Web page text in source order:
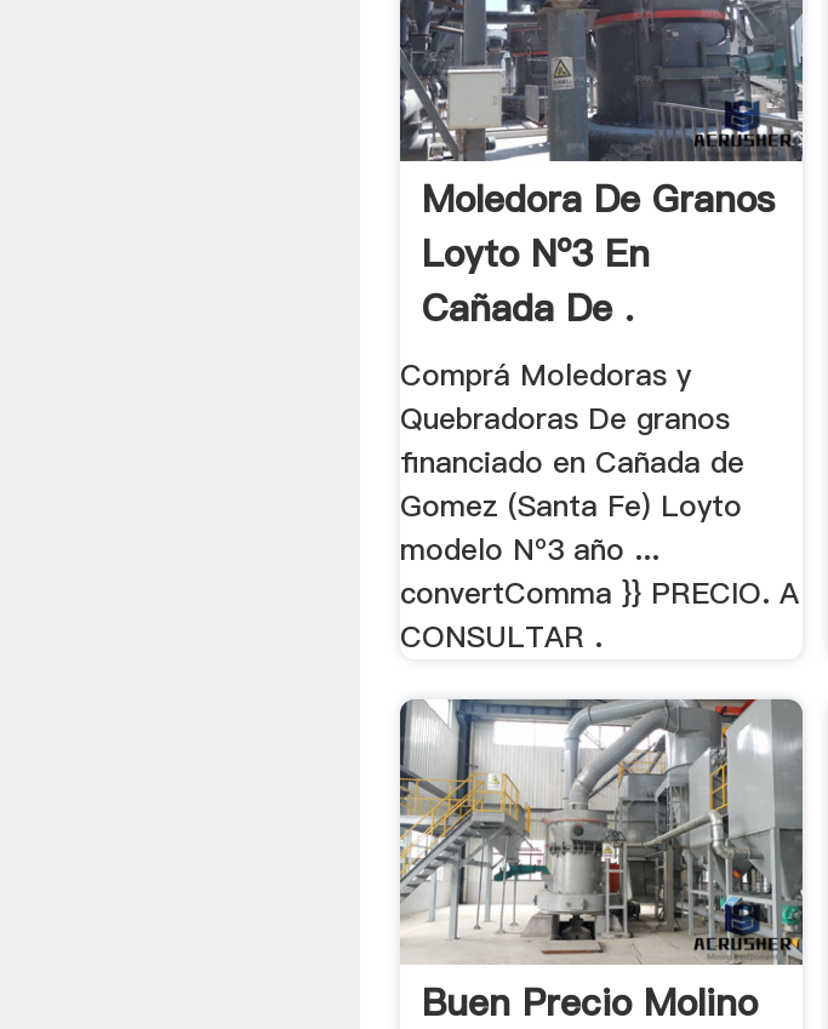
Moledora De Granos
Loyto Nº3 En
Cañada De .
Comprá Moledoras y
Quebradoras De granos
financiado en Cañada de
Gomez (Santa Fe) Loyto
modelo Nº3 año ...
convertComma }} PRECIO. A
CONSULTAR .
Buen Precio Molino